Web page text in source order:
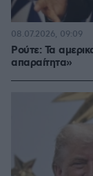
Ρούτε: Τα
απαραίτητα»
08.07.2026, 09:09